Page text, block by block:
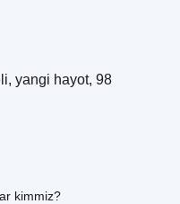
yangi hayot, 98
kimmiz?